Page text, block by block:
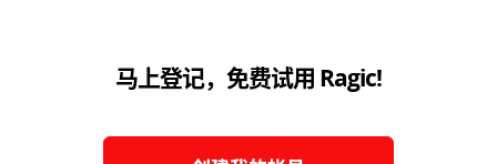
马上登记，免费试用 Ragic!